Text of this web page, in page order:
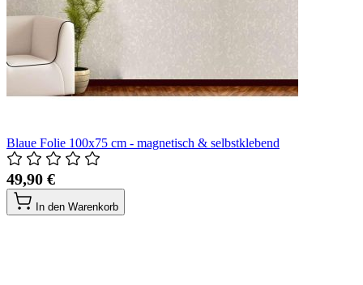
Blaue Folie 100x75 cm - magnetisch & selbstklebend
49,90 €
In den Warenkorb